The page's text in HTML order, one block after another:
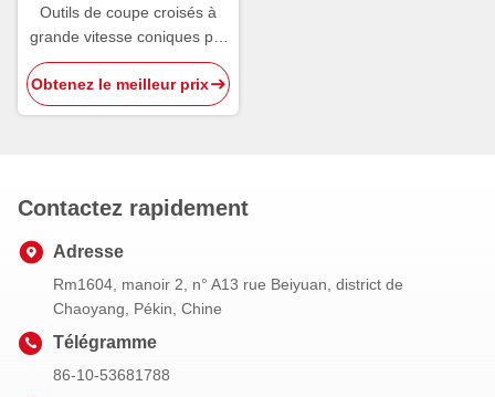
Outils de coupe croisés à
grande vitesse coniques par
12° de carbure de tungstène
de peu de perceuse de
roche
Obtenez le meilleur prix
Contactez rapidement
Adresse
Rm1604, manoir 2, n° A13 rue Beiyuan, district de
Chaoyang, Pékin, Chine
Télégramme
86-10-53681788